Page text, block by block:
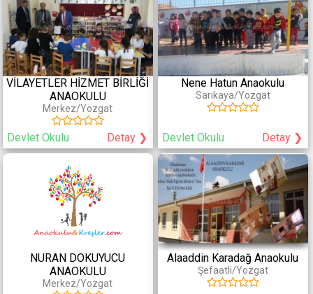
VİLAYETLER HİZMET BİRLİĞİ
ANAOKULU
Merkez/Yozgat
Devlet Okulu Detay ❯
Nene Hatun Anaokulu
Sarıkaya/Yozgat
Devlet Okulu Detay ❯
NURAN DOKUYUCU
ANAOKULU
Merkez/Yozgat
Alaaddin Karadağ Anaokulu
Şefaatli/Yozgat